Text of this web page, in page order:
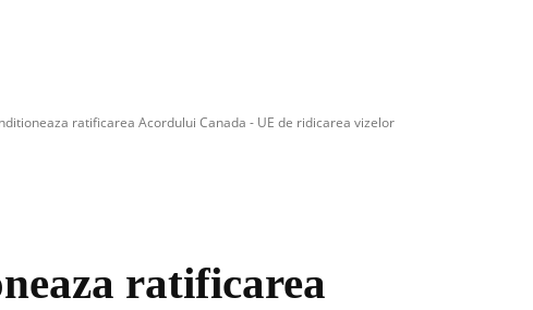
ratificarea Acordului Canada - UE de ridicarea vizelor
ratificarea